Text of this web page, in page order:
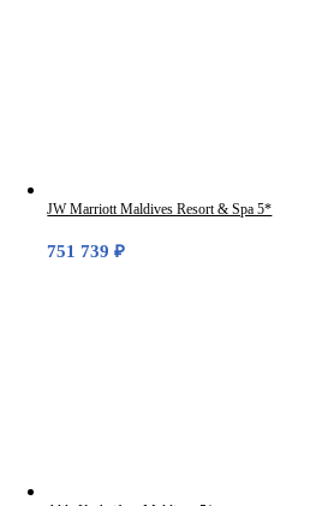
JW Marriott Maldives Resort & Spa 5*
751 739₽